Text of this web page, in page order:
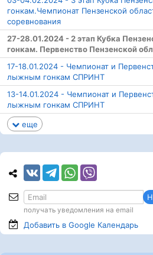
гонкам.Чемпионат Пензенской
соревнования
27-28.01.2024 - 2 этап Кубка
гонкам. Первенство Пензенской
17-18.01.2024 - Чемпионат и
лыжным гонкам СПРИНТ
13-14.01.2024 - Чемпионат и
лыжным гонкам СПРИНТ
еще
получать уведомления на email
Добавить в Google Календарь